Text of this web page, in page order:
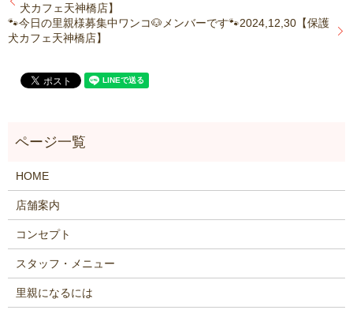
犬カフェ天神橋店】
🐾今日の里親様募集中ワンコ🐶メンバーです🐾2024,12,30【保護
犬カフェ天神橋店】
HOME
店舗案内
コンセプト
スタッフ・メニュー
里親になるには